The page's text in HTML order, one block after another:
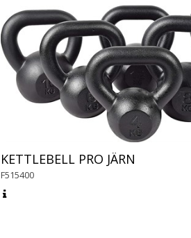
KETTLEBELL PRO JÄRN
F515400